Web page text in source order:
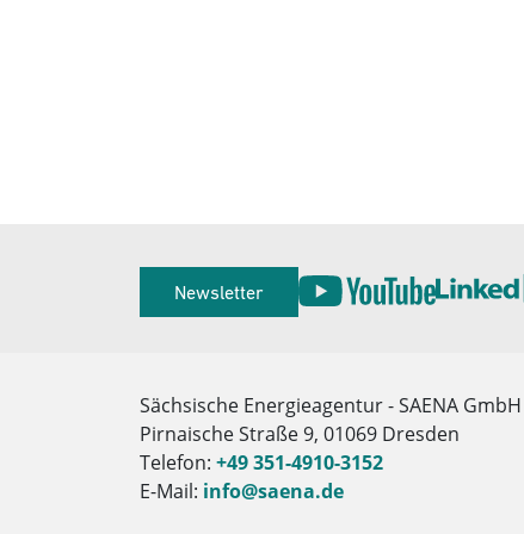
Newsletter
Herausgeber
Sächsische Energieagentur - SAENA GmbH
Pirnaische Straße 9, 01069 Dresden
Telefon: +49 351-4910-3152
E-Mail: info@saena.de